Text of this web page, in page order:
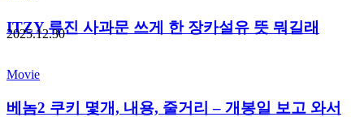
ITZY 류진 사과문 쓰게 한 장카설유 뜻 뭐길래
2025.12.30
Movie
베놈2 쿠키 몇개, 내용, 줄거리 – 개봉일 보고 와서